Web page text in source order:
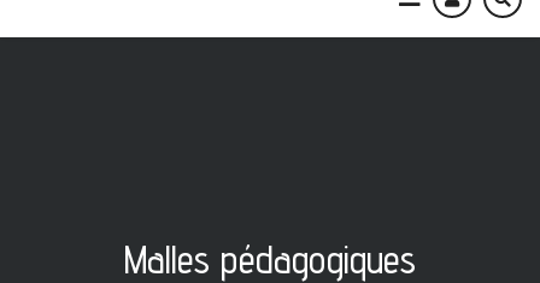
Malles pédagogiques